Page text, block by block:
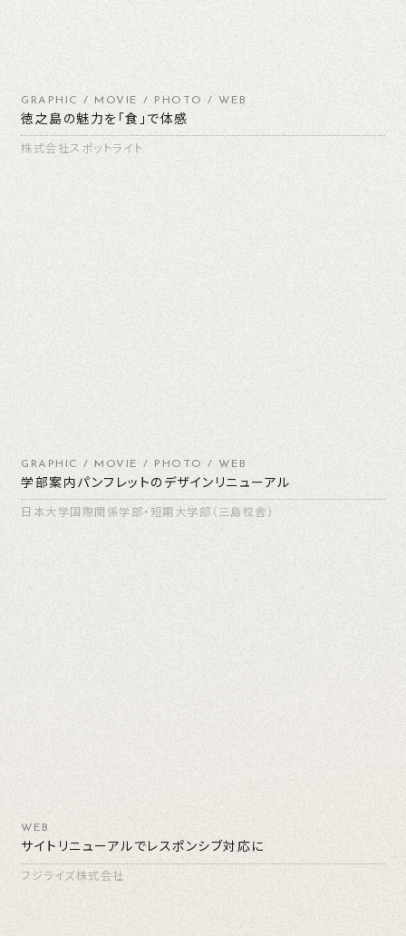
GRAPHIC / MOVIE / PHOTO / WEB
徳之島の魅力を「食」で体感
株式会社スポットライト
GRAPHIC / MOVIE / PHOTO / WEB
学部案内パンフレットのデザインリニューアル
日本大学国際関係学部・短期大学部（三島校舎）
WEB
サイトリニューアルでレスポンシブ対応に
フジライズ株式会社